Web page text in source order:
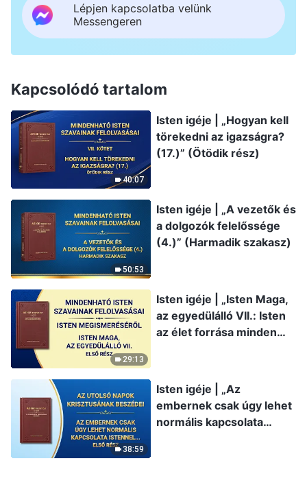
Lépjen kapcsolatba velünk
Messengeren
Kapcsolódó tartalom
40:07
Isten igéje | „Hogyan kell
törekedni az igazságra?
(17.)” (Ötödik rész)
50:53
Isten igéje | „A vezetők és
a dolgozók felelőssége
(4.)” (Harmadik szakasz)
29:13
Isten igéje | „Isten Maga,
az egyedülálló VII.: Isten
az élet forrása minden
38:59
Isten igéje | „Az
embernek csak úgy lehet
normális kapcsolata